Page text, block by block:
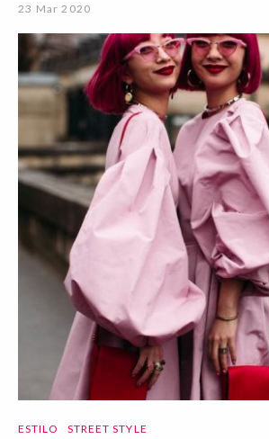
23 Mar 2020
ESTILO STREET STYLE